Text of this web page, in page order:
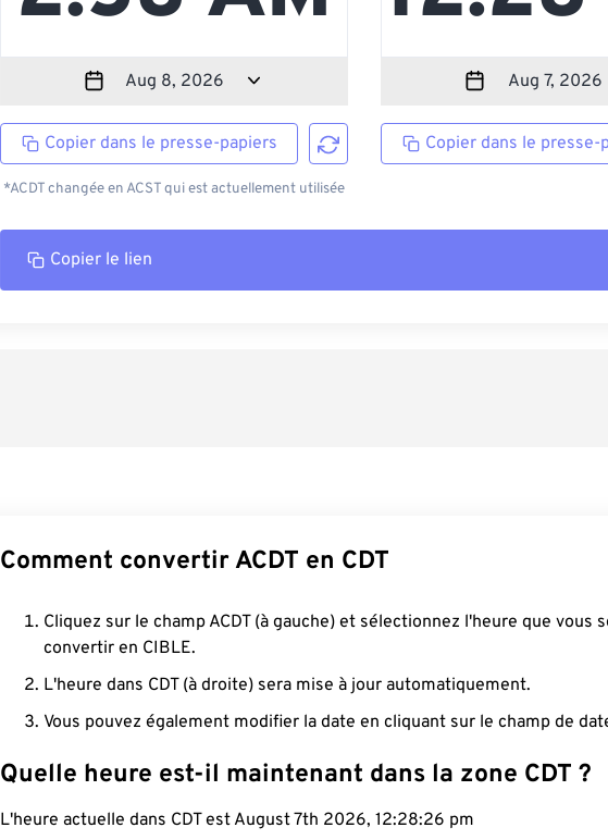
Copier dans le presse-papiers
*ACDT changée en ACST qui est actuellement utilisée
Copier dans le presse-
Copier le lien
Comment convertir ACDT en CDT
Cliquez sur le champ ACDT (à gauche) et sélectionnez l'heure que vous
convertir en CIBLE.
L'heure dans CDT (à droite) sera mise à jour automatiquement.
Vous pouvez également modifier la date en cliquant sur le champ de
Quelle heure est-il maintenant dans la zone CDT ?
L'heure actuelle dans CDT est August 7th 2026, 12:28:27 pm